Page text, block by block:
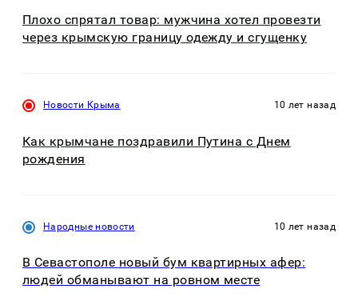
Плохо спрятал товар: мужчина хотел провезти
через крымскую границу одежду и сгущенку
Новости Крыма 10 лет назад
Как крымчане поздравили Путина с Днем
рождения
Народные новости 10 лет назад
В Севастополе новый бум квартирных афер:
людей обманывают на ровном месте